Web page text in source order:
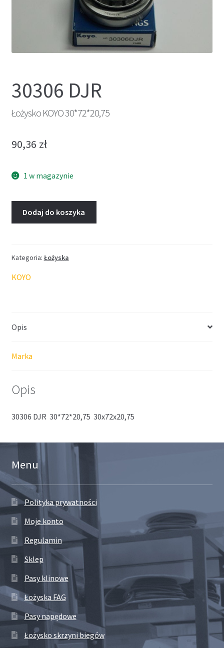
30306 DJR
Łożysko KOYO 30*72*20,75
90,36 zł
1 w magazynie
Dodaj do koszyka
Kategoria: Łożyska
KOYO
Opis
Marka
Opis
30306 DJR 30*72*20,75 30x72x20,75
Menu
Polityka prywatności
Moje konto
Regulamin
Sklep
Pasy klinowe
Łożyska FAG
Pasy napędowe
Łożysko skrzyni biegów